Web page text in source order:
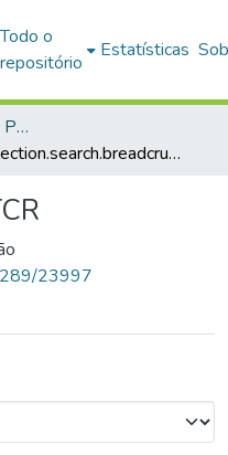
Todo o
repositório
Estatísticas
Campus São José do Rio Preto
collection.search.breadcrumbs
23997